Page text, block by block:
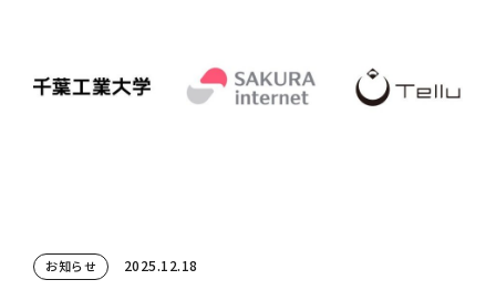
お知らせ 2025.12.18